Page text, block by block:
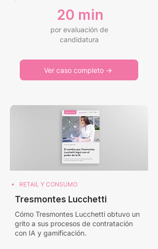
20 min
por evaluación de
candidatura
Ver caso completo →
RETAIL Y CONSUMO
Tresmontes Lucchetti
Cómo Tresmontes Lucchetti obtuvo un
grito a sus procesos de contratación
con IA y gamificación.